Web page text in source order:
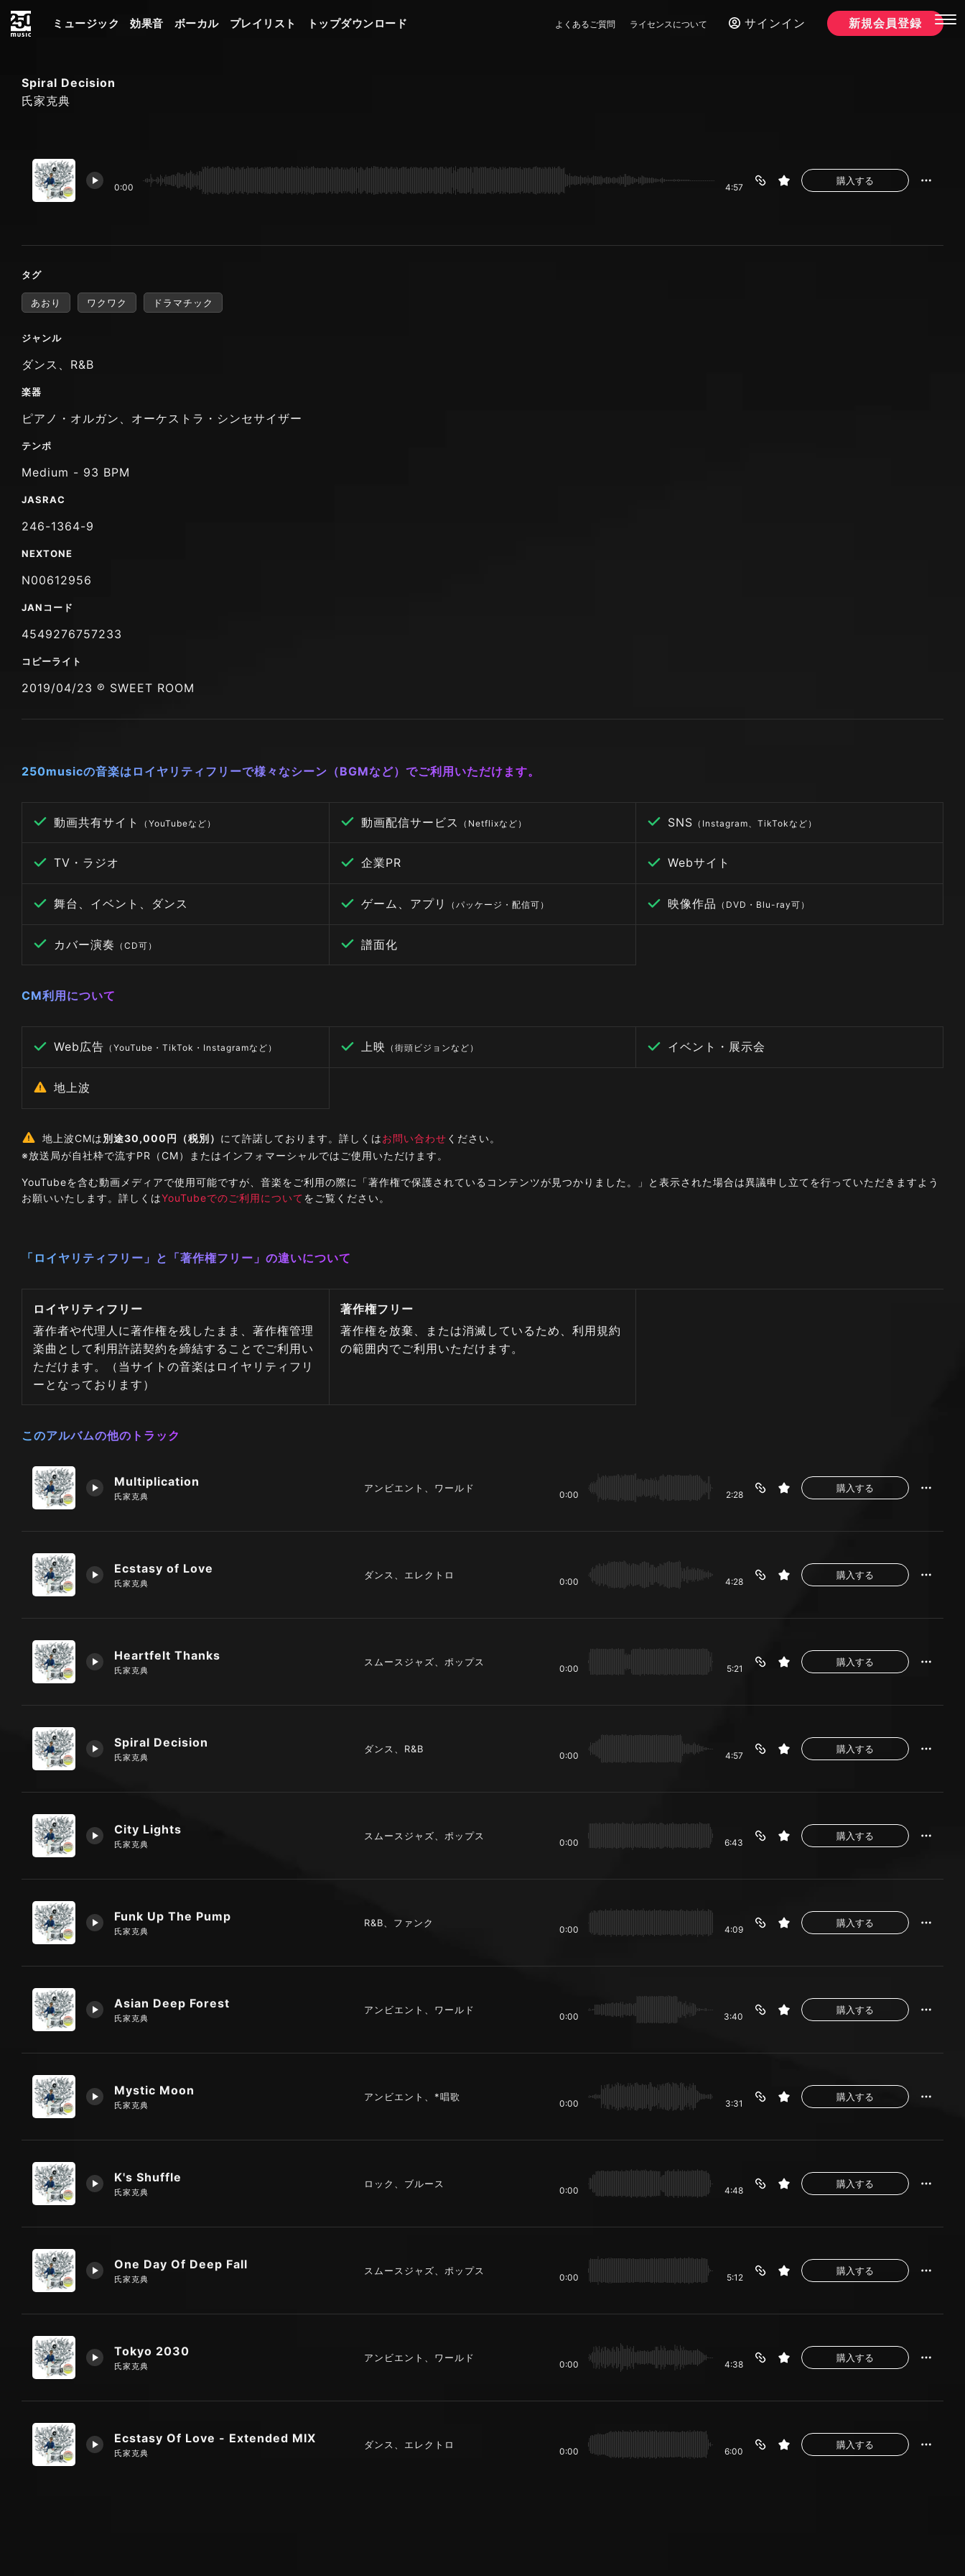
ミュージック 効果音 ボーカル プレイリスト トップダウンロード よくあるご質問 ライセンスについて サインイン 新規会員登録
Spiral Decision
氏家克典
0:00 4:57
購入する
タグ
あおり ワクワク ドラマチック
ジャンル
ダンス、R&B
楽器
ピアノ・オルガン、オーケストラ・シンセサイザー
テンポ
Medium - 93 BPM
JASRAC
246-1364-9
NEXTONE
N00612956
JANコード
4549276757233
コピーライト
2019/04/23 ℗ SWEET ROOM
250musicの音楽はロイヤリティフリーで様々なシーン（BGMなど）でご利用いただけます。
動画共有サイト （YouTubeなど） 動画配信サービス （Netflixなど） SNS （Instagram、TikTokなど）
TV・ラジオ 企業PR Webサイト
舞台、イベント、ダンス ゲーム、アプリ （パッケージ・配信可） 映像作品 （DVD・Blu-ray可）
カバー演奏 （CD可） 譜面化
CM利用について
Web広告 （YouTube・TikTok・Instagramなど） 上映 （街頭ビジョンなど） イベント・展示会
地上波
地上波CMは別途30,000円（税別） にて許諾しております。詳しくはお問い合わせ ください。
※放送局が自社枠で流すPR（CM）またはインフォマーシャルではご使用いただけます。
YouTubeを含む動画メディアで使用可能ですが、音楽をご利用の際に「著作権で保護されているコンテンツが見つかりました。」と表示された場合は異議申し立てを行っていただきますよう
お願いいたします。詳しくはYouTubeでのご利用についてをご覧ください。
「ロイヤリティフリー」と「著作権フリー」の違いについて
ロイヤリティフリー
著作者や代理人に著作権を残したまま、著作権管理
楽曲として利用許諾契約を締結することでご利用い
ただけます。（当サイトの音楽はロイヤリティフリ
ーとなっております）
著作権フリー
著作権を放棄、または消滅しているため、利用規約
の範囲内でご利用いただけます。
このアルバムの他のトラック
Multiplication
氏家克典
アンビエント、ワールド
0:00 2:28
購入する
Ecstasy of Love
氏家克典
ダンス、エレクトロ
0:00 4:28
購入する
Heartfelt Thanks
氏家克典
スムースジャズ、ポップス
0:00 5:21
購入する
Spiral Decision
氏家克典
ダンス、R&B
0:00 4:57
購入する
City Lights
氏家克典
スムースジャズ、ポップス
0:00 6:43
購入する
Funk Up The Pump
氏家克典
R&B、ファンク
0:00 4:09
購入する
Asian Deep Forest
氏家克典
アンビエント、ワールド
0:00 3:40
購入する
Mystic Moon
氏家克典
アンビエント、*唱歌
0:00 3:31
購入する
K's Shuffle
氏家克典
ロック、ブルース
0:00 4:48
購入する
One Day Of Deep Fall
氏家克典
スムースジャズ、ポップス
0:00 5:12
購入する
Tokyo 2030
氏家克典
アンビエント、ワールド
0:00 4:38
購入する
Ecstasy Of Love - Extended MIX
氏家克典
ダンス、エレクトロ
0:00 6:00
購入する